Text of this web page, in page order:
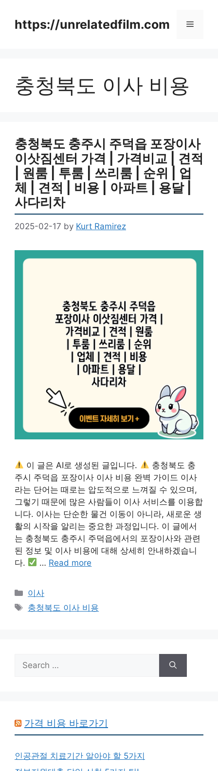
contenthttps://unrelatedfilm.com Menu
충청북도 이사 비용
충청북도 충주시 주덕읍 포장이사
이삿짐센터 가격 | 가격비교 | 견적
| 원룸 | 투룸 | 쓰리룸 | 순위 | 업
체 | 견적 | 비용 | 아파트 | 용달 |
사다리차
2025-02-17 by Kurt Ramirez
이 글은 AI로 생성된 글입니다.
충청북도 충
주시 주덕읍 포장이사 이사 비용 완벽 가이드 이사
라는 단어는 때로는 압도적으로 느껴질 수 있으며,
그렇기 때문에 많은 사람들이 이사 서비스를 이용합
니다. 이사는 단순한 물건 이동이 아니라, 새로운 생
활의 시작을 알리는 중요한 과정입니다. 이 글에서
는 충청북도 충주시 주덕읍에서의 포장이사와 관련
된 정보 및 이사 비용에 대해 상세히 안내하겠습니
다.
… Read more
Categories
이사
Tags
충청북도 이사 비용
for:
가격 비용 바로가기
인공관절 치료기간 알아야 할 5가지